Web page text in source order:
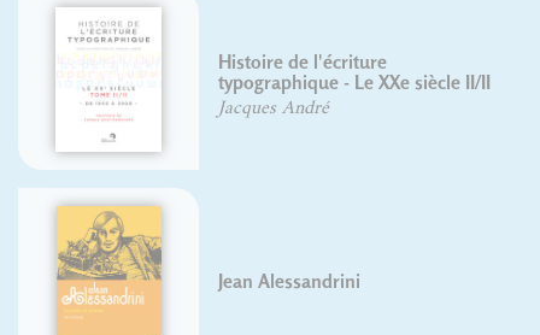
Histoire de l'écriture
typographique - Le XXe siècle II/II
Jacques André
Jean Alessandrini